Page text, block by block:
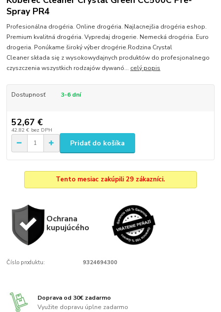
Spray PR4
Profesionálna drogéria. Online drogéria. Najlacnejšia drogéria eshop.
Premium kvalitná drogéria. Vypredaj drogerie. Nemecká drogéria. Euro
drogeria. Ponúkame široký výber drogérie.Rodzina Crystal
Cleaner składa się z wysokowydajnych produktów do profesjonalnego
czyszczenia wszystkich rodzajów dywanó... celý popis
Dostupnosť 3-6 dní
52,67 €
42,82 € bez DPH
Pridať do košíka
Tento mesiac zakúpili 29 zákazníci.
Ochrana
kupujúcého
Číslo produktu: 9324694300
Doprava od 30€ zadarmo
Využite dopravu úplne zadarmo